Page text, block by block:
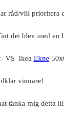
råd/vill
det blev med
VS Ikea Ekne
vinnare!
tänka mig detta